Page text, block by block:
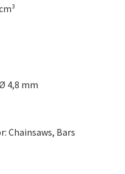
4,8 mm
Chainsaws, Bars